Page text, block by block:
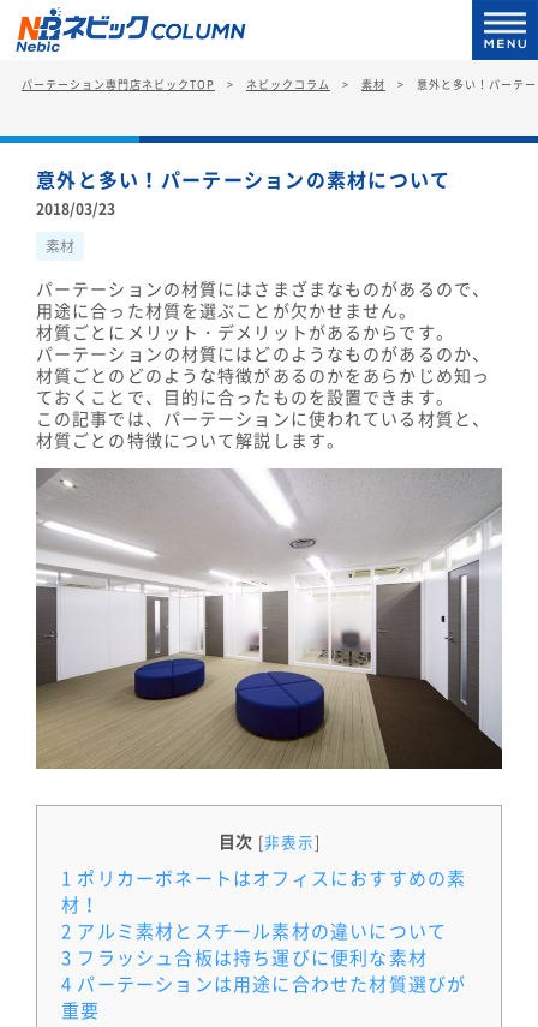
パーテーション専門店ネビックTOP ネビックコラム 素材 意外と多い！パーテ
意外と多い！パーテーションの素材について
2018/03/23
素材
パーテーションの材質にはさまざまなものがあるので、
用途に合った材質を選ぶことが欠かせません。
材質ごとにメリット・デメリットがあるからです。
パーテーションの材質にはどのようなものがあるのか、
材質ごとのどのような特徴があるのかをあらかじめ知っ
ておくことで、目的に合ったものを設置できます。
この記事では、パーテーションに使われている材質と、
材質ごとの特徴について解説します。
目次 [非表示]
1 ポリカーボネートはオフィスにおすすめの素
材！
2 アルミ素材とスチール素材の違いについて
3 フラッシュ合板は持ち運びに便利な素材
4 パーテーションは用途に合わせた材質選びが
重要